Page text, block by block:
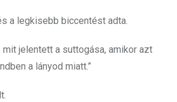
a legkisebb biccentést adta.
jelentett a suttogása, amikor azt
a lányod miatt.”